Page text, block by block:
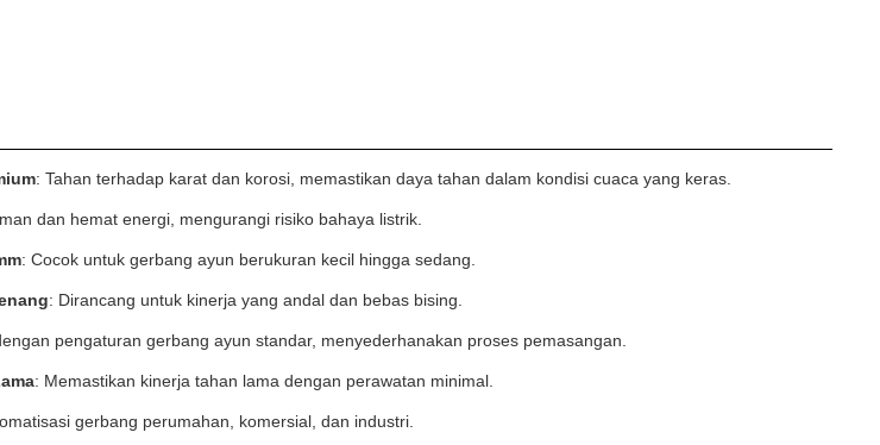
: Tahan terhadap karat dan korosi, memastikan daya tahan dalam kondisi cuaca yang keras.
dan hemat energi, mengurangi risiko bahaya listrik.
: Cocok untuk gerbang ayun berukuran kecil hingga sedang.
: Dirancang untuk kinerja yang andal dan bebas bising.
pengaturan gerbang ayun standar, menyederhanakan proses pemasangan.
: Memastikan kinerja tahan lama dengan perawatan minimal.
gerbang perumahan, komersial, dan industri.